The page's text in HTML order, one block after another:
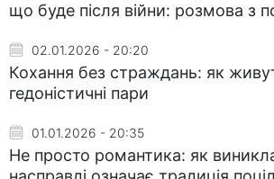
що буде після війни: розмова з
02.01.2026 - 20:20
Кохання без страждань: як
гедоністичні пари
01.01.2026 - 20:35
Не просто романтика: як